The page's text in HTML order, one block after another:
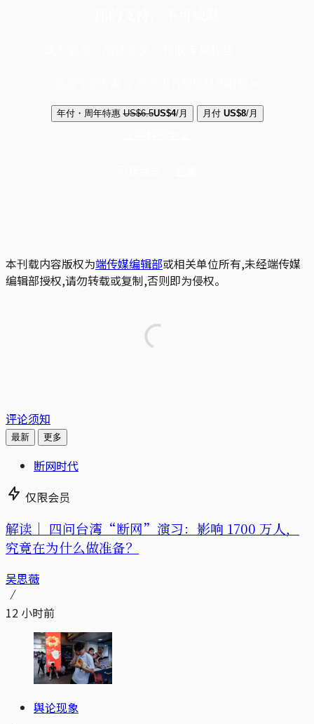
年付・周年特惠 US$6.5US$4/月 月付 US$8/月
本刊载内容版权为端传媒编辑部或相关单位所有,未经端传媒
编辑部授权,请勿转载或复制,否则即为侵权。
评论须知
最新 更多
断网时代
仅限会员
解读｜ 四问台湾“断网”演习：影响 1700 万人，
究竟在为什么做准备？
吴思薇
12 小时前
舆论现象